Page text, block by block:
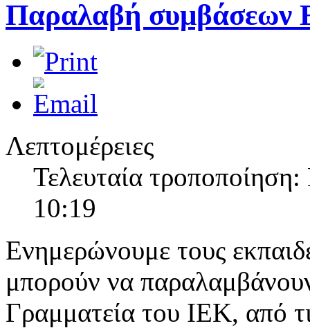
Παραλαβή συμβάσεων
Λεπτομέρειες
Τελευταία
10:19
Ενημερώνουμε τους
μπορούν να
Γραμματεία του ΙΕΚ, από